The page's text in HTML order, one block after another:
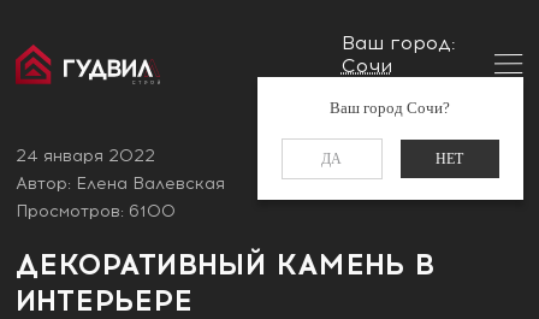
Ваш город:
Сочи
Ваш город Сочи?
ДА НЕТ
Заказать звонок
24 января 2022
Автор: Елена Валевская
Просмотров: 6100
ДЕКОРАТИВНЫЙ КАМЕНЬ В
ИНТЕРЬЕРЕ